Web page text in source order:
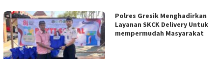
Polres Gresik Menghadirkan
Layanan SKCK Delivery Untuk
mempermudah Masyarakat